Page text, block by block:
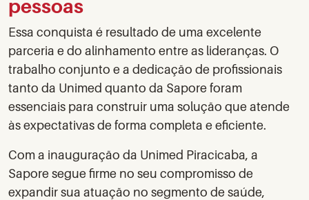
pessoas
Essa conquista é resultado de uma excelente
parceria e do alinhamento entre as lideranças. O
trabalho conjunto e a dedicação de profissionais
tanto da Unimed quanto da Sapore foram
essenciais para construir uma solução que atende
às expectativas de forma completa e eficiente.
Com a inauguração da Unimed Piracicaba, a
Sapore segue firme no seu compromisso de
expandir sua atuação no segmento de saúde,